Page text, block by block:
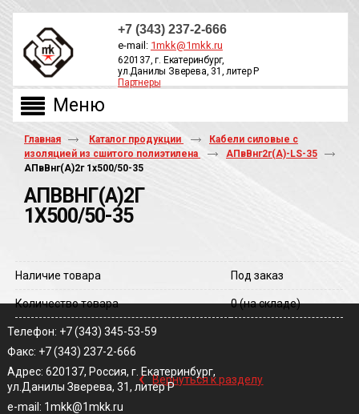
+7 (343) 237-2-666
e-mail: 1mkk@1mkk.ru
620137, г. Екатеринбург,
ул.Данилы Зверева, 31, литер Р
Партнеры
Главная Каталог продукции
Кабели силовые с
изоляцией из сшитого полиэтилена
АПвВнг2г(А)-LS-35
АПвВнг(A)2г 1х500/50-35
АПВВНГ(A)2Г
1Х500/50-35
Наличие товара Под заказ
Количество товара 0(на складе)
‹ Вернуться к разделу
Телефон: +7 (343) 345-53-59
Факс: +7 (343) 237-2-666
Адрес: 620137, Россия, г. Екатеринбург,
ул.Данилы Зверева, 31, литер Р
e-mail: 1mkk@1mkk.ru